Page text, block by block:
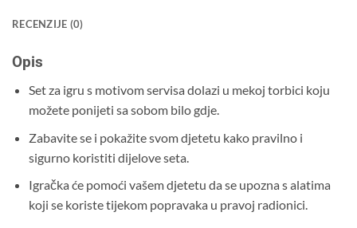
RECENZIJE (0)
Opis
Set za igru ​​s motivom servisa dolazi u mekoj torbici koju
možete ponijeti sa sobom bilo gdje.
Zabavite se i pokažite svom djetetu kako pravilno i
sigurno koristiti dijelove seta.
Igračka će pomoći vašem djetetu da se upozna s alatima
koji se koriste tijekom popravaka u pravoj radionici.